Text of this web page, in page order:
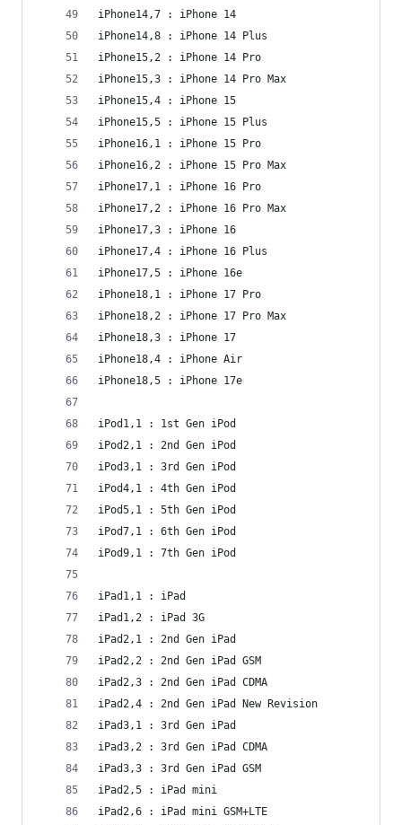
iPhone14,7 : iPhone 14
iPhone14,8 : iPhone 14 Plus
iPhone15,2 : iPhone 14 Pro
iPhone15,3 : iPhone 14 Pro Max
iPhone15,4 : iPhone 15
iPhone15,5 : iPhone 15 Plus
iPhone16,1 : iPhone 15 Pro
iPhone16,2 : iPhone 15 Pro Max
iPhone17,1 : iPhone 16 Pro
iPhone17,2 : iPhone 16 Pro Max
iPhone17,3 : iPhone 16
iPhone17,4 : iPhone 16 Plus
iPhone17,5 : iPhone 16e
iPhone18,1 : iPhone 17 Pro
iPhone18,2 : iPhone 17 Pro Max
iPhone18,3 : iPhone 17
iPhone18,4 : iPhone Air
iPhone18,5 : iPhone 17e
iPod1,1 : 1st Gen iPod
iPod2,1 : 2nd Gen iPod
iPod3,1 : 3rd Gen iPod
iPod4,1 : 4th Gen iPod
iPod5,1 : 5th Gen iPod
iPod7,1 : 6th Gen iPod
iPod9,1 : 7th Gen iPod
iPad1,1 : iPad
iPad1,2 : iPad 3G
iPad2,1 : 2nd Gen iPad
iPad2,2 : 2nd Gen iPad GSM
iPad2,3 : 2nd Gen iPad CDMA
iPad2,4 : 2nd Gen iPad New Revision
iPad3,1 : 3rd Gen iPad
iPad3,2 : 3rd Gen iPad CDMA
iPad3,3 : 3rd Gen iPad GSM
iPad2,5 : iPad mini
iPad2,6 : iPad mini GSM+LTE